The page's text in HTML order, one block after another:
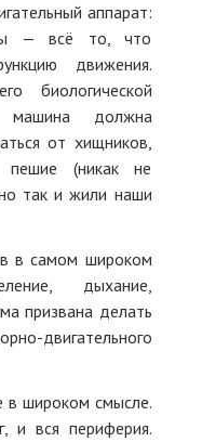
аппарат:
— всё то, что
движения.
биологической
машина должна
от хищников,
пешие (никак не
так и жили наши
в самом широком
дыхание,
призвана делать
двигательного
в широком смысле.
и вся периферия.